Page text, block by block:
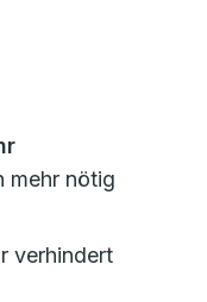
mehr nötig
verhindert